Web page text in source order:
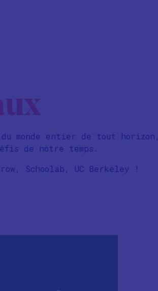
monde entier de tout horizon,
de notre temps.
Schoolab, UC Berkeley !